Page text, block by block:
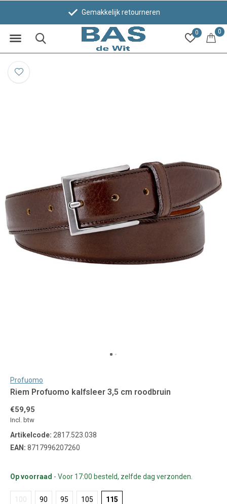
0 0
Gemakkelijk retourneren
Profuomo
Riem Profuomo kalfsleer 3,5 cm roodbruin
€59,95
Incl. btw
Artikelcode: 2817.523.038
EAN: 8717996207260
Op voorraad - Voor 17:00 besteld, zelfde dag verzonden.
100 90 95 105 115